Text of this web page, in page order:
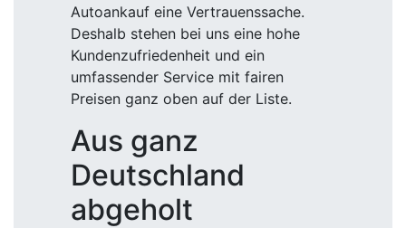
Autoankauf eine Vertrauenssache.
Deshalb stehen bei uns eine hohe
Kundenzufriedenheit und ein
umfassender Service mit fairen
Preisen ganz oben auf der Liste.
Aus ganz
Deutschland
abgeholt